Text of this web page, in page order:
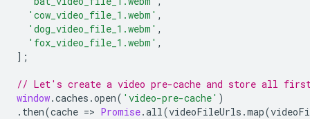
'cow_video_file_1.webm' ,
'dog_video_file_1.webm' ,
'fox_video_file_1.webm' ,
];
// Let's create a video pre-cache and store all first
window.caches .open( 'video-pre-cache' )
. then(cache => Promise.all(videoFileUrls .map(